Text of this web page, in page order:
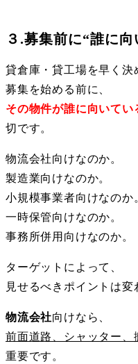
３.募集前に“誰に
貸倉庫・貸工場を早く決
募集を始める前に、
その物件が誰に向いて
切です。
物流会社向けなのか。
製造業向けなのか。
小規模事業者向けなのか
一時保管向けなのか。
事務所併用向けなのか。
ターゲットによって、
見せるべきポイントは変
物流会社向けなら、
前面道路、シャッター、
重要です。